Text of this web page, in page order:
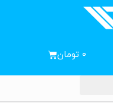
۰ تومان